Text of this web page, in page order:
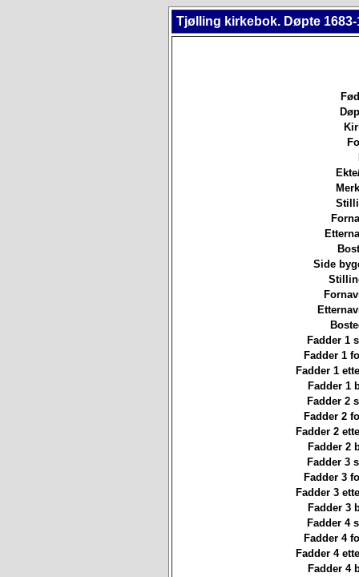
Tjølling kirkebok. Døpte 1683-
Side
Fadder 1
Fadder 1
Fadder 1
Fadder 1
Fadder 2
Fadder 2
Fadder 2
Fadder 2
Fadder 3
Fadder 3
Fadder 3
Fadder 3
Fadder 4
Fadder 4
Fadder 4
Fadder 4